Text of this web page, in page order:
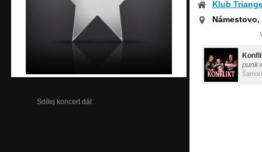
Sdílej koncert dál:
Klub
Námestovo,
punk-